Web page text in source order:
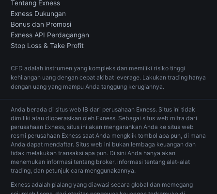
Tentang Exness
Exness Dukungan
Bonus dan Promosi
Exness API Perdagangan
Stop Loss & Take Profit
CFD adalah instrumen yang kompleks dan memiliki risiko tinggi
kehilangan uang dengan cepat akibat leverage. Lakukan trading hanya
dengan uang yang mampu Anda tanggung kerugiannya.
Anda berada di situs web IB dari perusahaan Exness. Situs ini tidak
dimiliki atau dioperasikan oleh Exness. Sebagai situs web mitra dari
perusahaan Exness, situs ini akan mengarahkan Anda ke situs web
resmi perusahaan Exness saat Anda mengklik tombol apa pun, di mana
Anda dapat mendaftar. Situs web ini bukan lembaga keuangan dan
tidak melakukan transaksi apa pun. Di sini Anda hanya akan
menemukan informasi tentang broker, informasi tentang alat-alat
trading, dan petunjuk cara menggunakannya.
Exness adalah pialang yang diawasi secara global dan memegang